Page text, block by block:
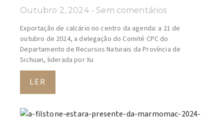
Outubro 2, 2024 Sem comentários
Exportação de calcário no centro da agenda: a 21 de
outubro de 2024, a delegação do Comité CPC do
Departamento de Recursos Naturais da Província de
Sichuan, liderada por Xu
LER